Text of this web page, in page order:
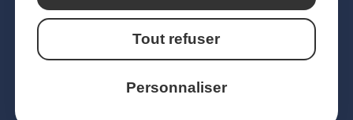
31 PLACE DE LA CATHEDRALE
67000 STRASBOURG
5 PLACE DES PERRIÈRES
SITE INTERNET RÉALISÉ PAR MARION CARLIER | MAISON CRÉATIVE
Tout refuser
Personnaliser